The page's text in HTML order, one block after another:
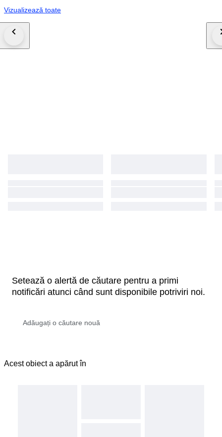
Vizualizează toate
Setează o alertă de căutare pentru a primi
notificări atunci când sunt disponibile potriviri noi.
Acest obiect a apărut în